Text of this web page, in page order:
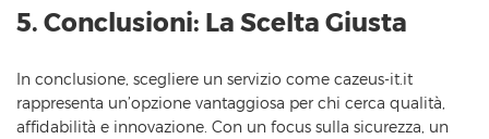
5. Conclusioni: La Scelta Giusta
In conclusione, scegliere un servizio come cazeus-it.it
rappresenta un’opzione vantaggiosa per chi cerca qualità,
affidabilità e innovazione. Con un focus sulla sicurezza, un